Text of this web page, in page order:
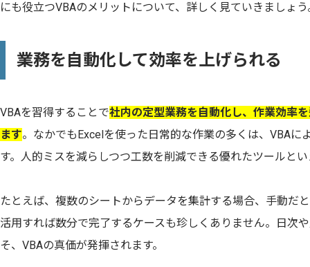
にも役立つVBAのメリットについて、詳しく見ていきましょう
業務を自動化して効率を上げられる
VBAを習得することで社内の定型業務を自動化し、作業効率
ます。なかでもExcelを使った日常的な作業の多くは、VBAに
す。人的ミスを減らしつつ工数を削減できる優れたツールと
たとえば、複数のシートからデータを集計する場合、手動だ
活用すれば数分で完了するケースも珍しくありません。日次
そ、VBAの真価が発揮されます。